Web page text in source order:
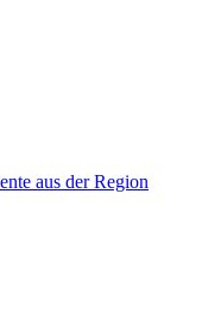
aus der Region